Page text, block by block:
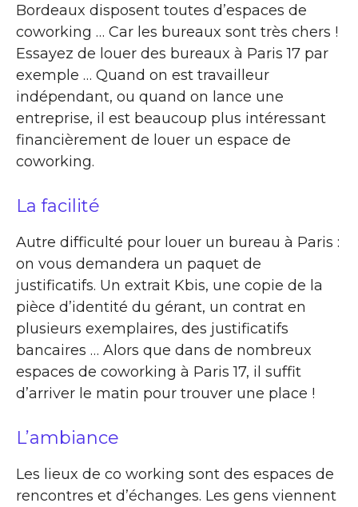
Bordeaux disposent toutes d’espaces de
coworking … Car les bureaux sont très chers !
Essayez de louer des bureaux à Paris 17 par
exemple … Quand on est travailleur
indépendant, ou quand on lance une
entreprise, il est beaucoup plus intéressant
financièrement de louer un espace de
coworking.
La facilité
Autre difficulté pour louer un bureau à Paris :
on vous demandera un paquet de
justificatifs. Un extrait Kbis, une copie de la
pièce d’identité du gérant, un contrat en
plusieurs exemplaires, des justificatifs
bancaires … Alors que dans de nombreux
espaces de coworking à Paris 17, il suffit
d’arriver le matin pour trouver une place !
L’ambiance
Les lieux de co working sont des espaces de
rencontres et d’échanges. Les gens viennent